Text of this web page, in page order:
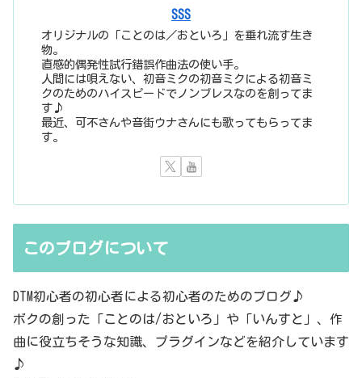
SSS
オリジナルの「ことのは／おといろ」を垂れ流す生き
物。
直感的偶発性試行錯誤作曲法の使い手。
人間には唄えない、初音ミクの初音ミクによる初音ミ
クのためのハイスピードでノンブレスなのを創ってま
す♪
最近、可不さんや音街ウナさんにも歌ってもらってま
す。
このブログについて
DTM初心者の初心者による初心者のためのブログ♪
ボクの創った「ことのは/おといろ」や「いんすと」、作
曲に役立ちそうな知識、プラグインなどを紹介しています
♪